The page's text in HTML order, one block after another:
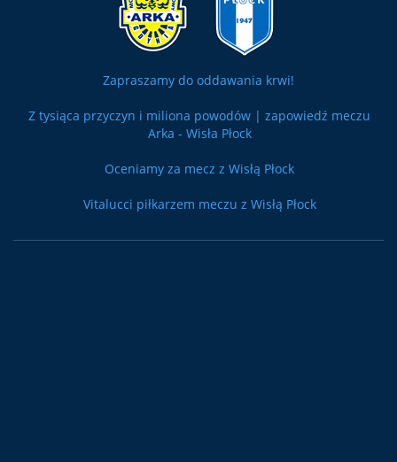
Zapraszamy do oddawania krwi!
Z tysiąca przyczyn i miliona powodów | zapowiedź meczu
Arka - Wisła Płock
Oceniamy za mecz z Wisłą Płock
Vitalucci piłkarzem meczu z Wisłą Płock